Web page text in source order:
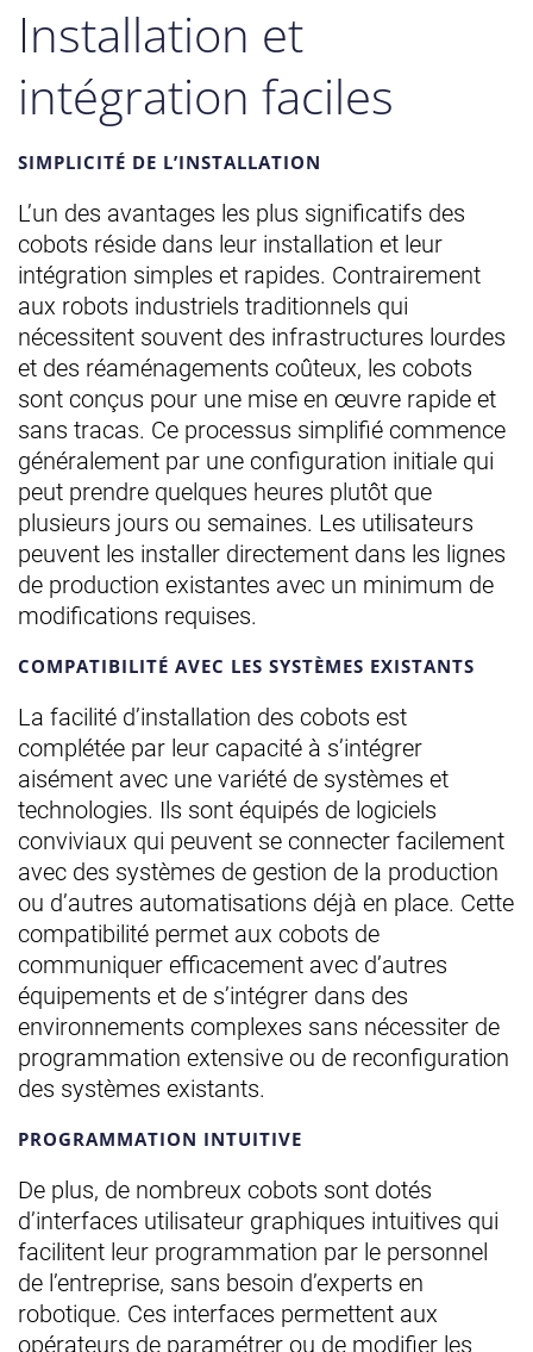
Installation et
intégration faciles
SIMPLICITÉ DE L’INSTALLATION
L’un des avantages les plus significatifs des
cobots réside dans leur installation et leur
intégration simples et rapides. Contrairement
aux robots industriels traditionnels qui
nécessitent souvent des infrastructures lourdes
et des réaménagements coûteux, les cobots
sont conçus pour une mise en œuvre rapide et
sans tracas. Ce processus simplifié commence
généralement par une configuration initiale qui
peut prendre quelques heures plutôt que
plusieurs jours ou semaines. Les utilisateurs
peuvent les installer directement dans les lignes
de production existantes avec un minimum de
modifications requises.
COMPATIBILITÉ AVEC LES SYSTÈMES EXISTANTS
La facilité d’installation des cobots est
complétée par leur capacité à s’intégrer
aisément avec une variété de systèmes et
technologies. Ils sont équipés de logiciels
conviviaux qui peuvent se connecter facilement
avec des systèmes de gestion de la production
ou d’autres automatisations déjà en place. Cette
compatibilité permet aux cobots de
communiquer efficacement avec d’autres
équipements et de s’intégrer dans des
environnements complexes sans nécessiter de
programmation extensive ou de reconfiguration
des systèmes existants.
PROGRAMMATION INTUITIVE
De plus, de nombreux cobots sont dotés
d’interfaces utilisateur graphiques intuitives qui
facilitent leur programmation par le personnel
de l’entreprise, sans besoin d’experts en
robotique. Ces interfaces permettent aux
opérateurs de paramétrer ou de modifier les